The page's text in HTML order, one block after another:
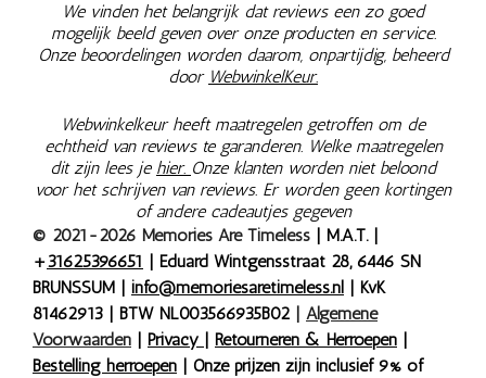
We vinden het belangrijk dat reviews een zo goed
mogelijk beeld geven over onze producten en service.
Onze beoordelingen worden daarom, onpartijdig, beheerd
door WebwinkelKeur.
Webwinkelkeur heeft maatregelen getroffen om de
echtheid van reviews te garanderen. Welke maatregelen
dit zijn lees je hier. Onze klanten worden niet beloond
voor het schrijven van reviews. Er worden geen kortingen
of andere cadeautjes gegeven
© 2021-2026 Memories Are Timeless | M.A.T. |
+31625396651 | Eduard Wintgensstraat 28, 6446 SN
BRUNSSUM | info@memoriesaretimeless.nl | KvK
81462913 | BTW NL003566935B02 | Algemene
Voorwaarden | Privacy | Retourneren & Herroepen |
Bestelling herroepen | Onze prijzen zijn inclusief 9% of